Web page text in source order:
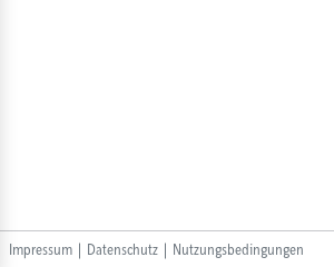
Impressum | Datenschutz | Nutzungsbedingungen